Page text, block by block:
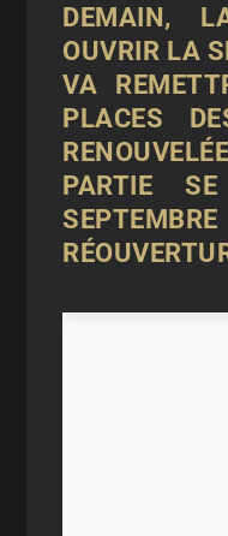
DEMAIN,
OUVRIR LA
VA
PLACES
PARTIE